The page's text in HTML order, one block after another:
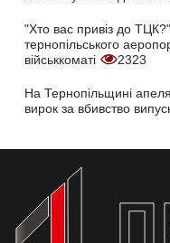
"Хто вас привіз до
тернопільського
військкоматі
2323
На Тернопільщині
вирок за вбивство